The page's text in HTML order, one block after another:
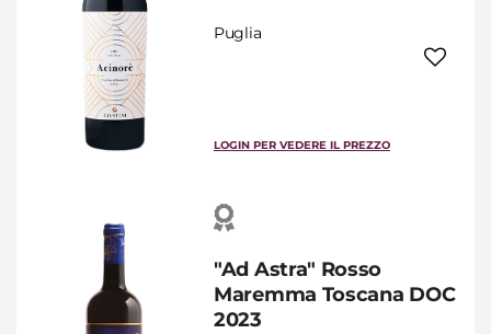
Puglia
LOGIN PER VEDERE IL PREZZO
"Ad Astra" Rosso
Maremma Toscana DOC
2023